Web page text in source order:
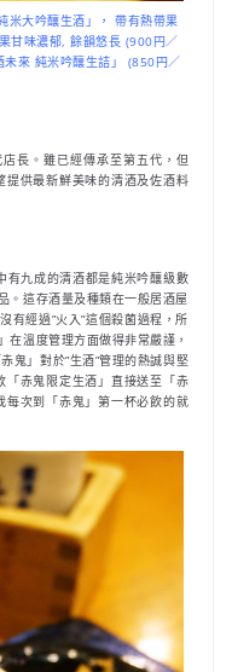
米大吟釀生酒」， 帶有熱帶果
甘味濃郁, 餘韻悠長 (900円／
來 純米吟釀生詰」 (850円／
長。雖已經傳承至第五代，但
提供最新鮮美味的清酒及佐酒料
有九成的清酒都是純米吟釀級數
。這存酒量及種類在一般居酒屋
有經過”火入”這個殺菌過程，所
溫度管理方面做得非常嚴謹，
鬼」對於”生酒”管理的熱誠與堅
「赤鬼限定生酒」直接送至「赤
每次到「赤鬼」第一杯必飲的就